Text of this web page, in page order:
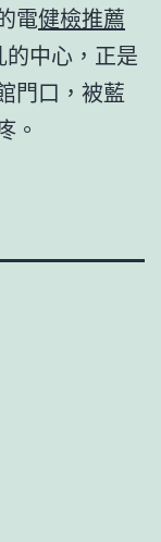
電健檢推薦
的中心，正是
門口，被藍
。